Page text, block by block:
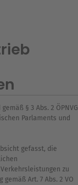
§ 3 Abs. 2 ÖPNVG
Parlaments und
gefasst, die
zu
Art. 7 Abs. 2 VO